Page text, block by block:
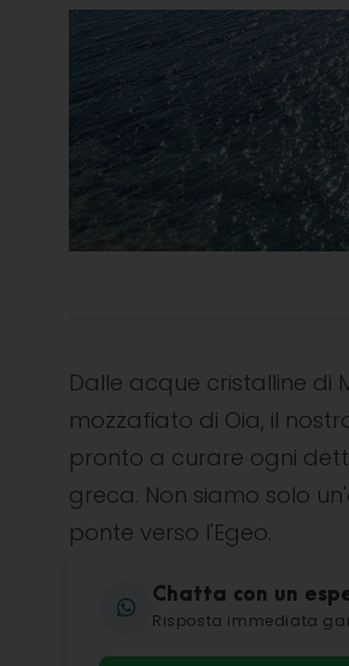
Dalle acque cristalline di
mozzafiato di Oia, il
pronto a curare ogni
greca. Non siamo solo
ponte verso l'Egeo.
Chatta con un
Risposta immediata